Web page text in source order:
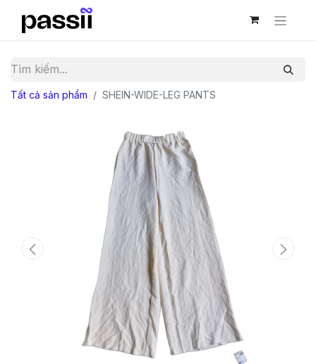
Tất cả sản phẩm SHEIN-WIDE-LEG PANTS